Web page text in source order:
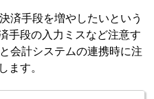
済手段を増やしたいという
手段の入力ミスなど注意す
会計システムの連携時に注
ます。